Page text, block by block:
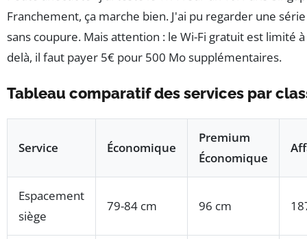
Franchement, ça marche bien. J'ai pu regarder une
sans coupure. Mais attention : le Wi-Fi gratuit est limité
delà, il faut payer 5€ pour 500 Mo supplémentaires.
Tableau comparatif des services par
Service Économique
Premium
Économique
Espacement
siège
79-84 cm 96 cm